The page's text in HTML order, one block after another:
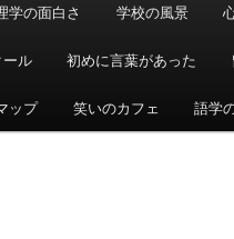
学の面白さ 学校の風景
ル 初めに言葉があった
ップ 笑いのカフェ 語学